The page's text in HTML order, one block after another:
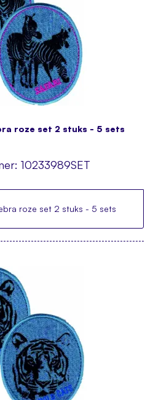
roze set 2 stuks - 5 sets
10233989SET
roze set 2 stuks - 5 sets